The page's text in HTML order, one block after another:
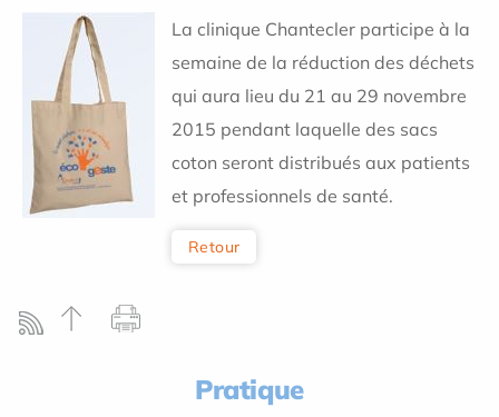
La clinique Chantecler participe à la
semaine de la réduction des déchets
qui aura lieu du 21 au 29 novembre
2015 pendant laquelle des sacs
coton seront distribués aux patients
et professionnels de santé.
Retour
Pratique